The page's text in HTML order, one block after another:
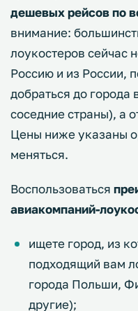
дешевых рейсов по
внимание:
лоукостеров сейчас
Россию и из России,
добраться до города
соседние страны), а
Цены ниже указаны
меняться.
Воспользоваться
авиакомпаний-
ищете город, из
подходящий вам
города Польши,
другие);